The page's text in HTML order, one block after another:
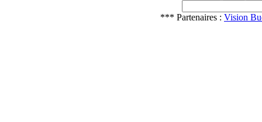
*** Partenaires : Vision